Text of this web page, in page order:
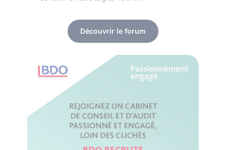
Découvrir le forum